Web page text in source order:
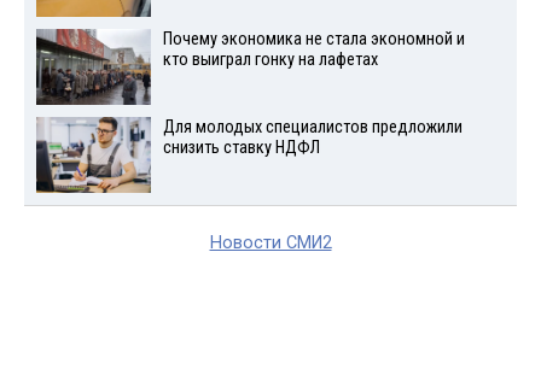
Почему экономика не стала экономной и
кто выиграл гонку на лафетах
Для молодых специалистов предложили
снизить ставку НДФЛ
Новости СМИ2